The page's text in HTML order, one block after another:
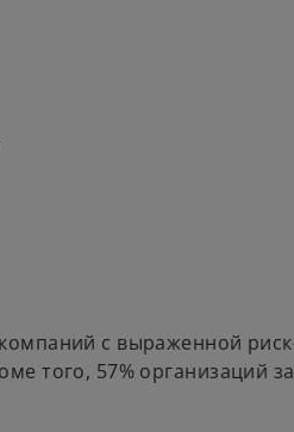
с выраженной
того, 57% организаций